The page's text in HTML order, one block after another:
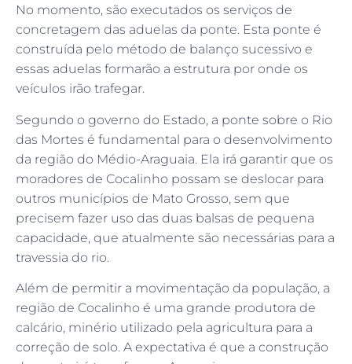
No momento, são executados os serviços de
concretagem das aduelas da ponte. Esta ponte é
construída pelo método de balanço sucessivo e
essas aduelas formarão a estrutura por onde os
veículos irão trafegar.
Segundo o governo do Estado, a ponte sobre o Rio
das Mortes é fundamental para o desenvolvimento
da região do Médio-Araguaia. Ela irá garantir que os
moradores de Cocalinho possam se deslocar para
outros municípios de Mato Grosso, sem que
precisem fazer uso das duas balsas de pequena
capacidade, que atualmente são necessárias para a
travessia do rio.
Além de permitir a movimentação da população, a
região de Cocalinho é uma grande produtora de
calcário, minério utilizado pela agricultura para a
correção de solo. A expectativa é que a construção